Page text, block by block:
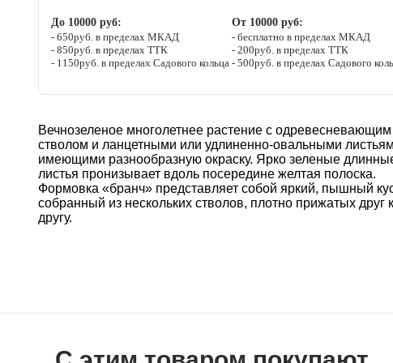
До 10000 руб:
650руб. в пределах МКАД
850руб. в пределах ТТК
1150руб. в пределах Садового кольца
От 10000 руб:
бесплатно в пределах МКАД
200руб. в пределах ТТК
500руб. в пределах Садового
Вечнозеленое многолетнее растение с одревесневающим
стволом и ланцетными или удлиненно-овальными
имеющими разнообразную окраску. Ярко зеленые
листья пронизывает вдоль посередине желтая полоска.
Формовка «бранч» представляет собой яркий, пышный
собранный из нескольких стволов, плотно прижатых друг к
другу.